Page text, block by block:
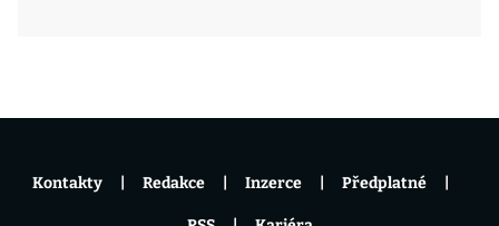
Kontakty Redakce Inzerce Předplatné